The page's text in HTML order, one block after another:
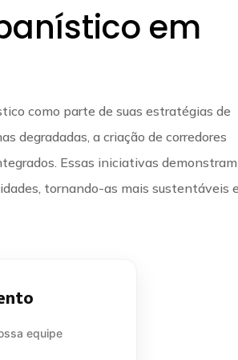
em
como parte de suas estratégias de
degradadas, a criação de corredores
Essas iniciativas demonstram
tornando-as mais sustentáveis
equipe